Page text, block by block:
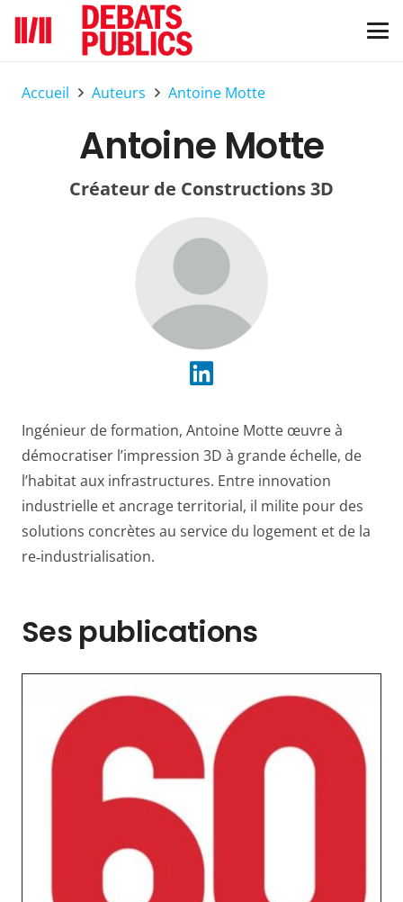
Accueil Auteurs Antoine Motte
Antoine Motte
Créateur de Constructions 3D
Ingénieur de formation, Antoine Motte œuvre à
démocratiser l’impression 3D à grande échelle, de
l’habitat aux infrastructures. Entre innovation
industrielle et ancrage territorial, il milite pour des
solutions concrètes au service du logement et de la
re‑industrialisation.
Ses publications